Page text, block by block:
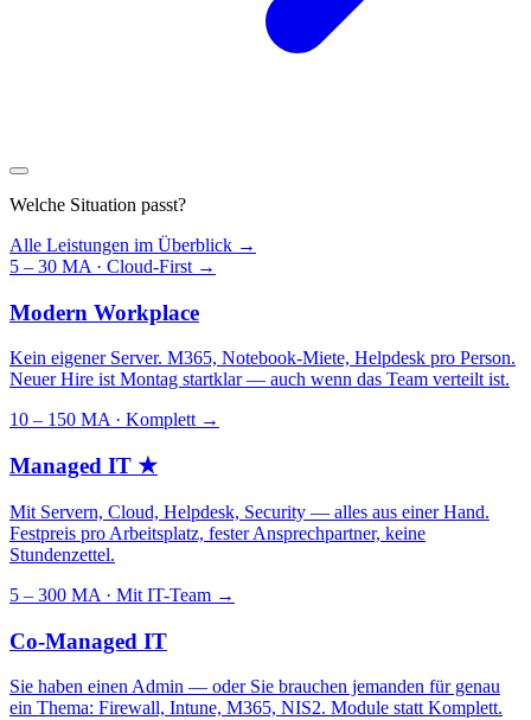
Welche Situation passt?
Alle Leistungen im Überblick →
5 – 30 MA · Cloud-First →
Modern Workplace
Kein eigener Server. M365, Notebook-Miete, Helpdesk pro Person.
Neuer Hire ist Montag startklar — auch wenn das Team verteilt ist.
10 – 150 MA · Komplett →
Managed IT ★
Mit Servern, Cloud, Helpdesk, Security — alles aus einer Hand.
Festpreis pro Arbeitsplatz, fester Ansprechpartner, keine
Stundenzettel.
5 – 300 MA · Mit IT-Team →
Co-Managed IT
Sie haben einen Admin — oder Sie brauchen jemanden für genau
ein Thema: Firewall, Intune, M365, NIS2. Module statt Komplett.